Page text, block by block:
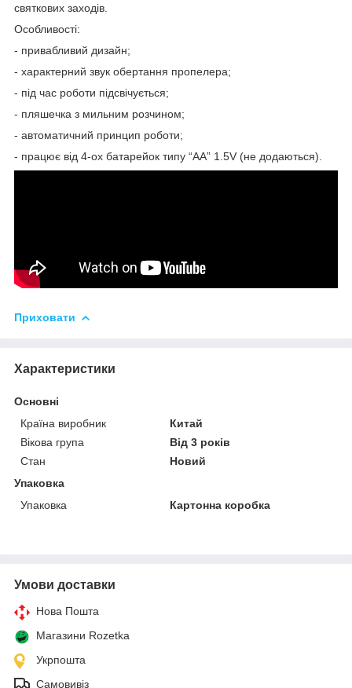
святкових заходів.
Особливості:
- привабливий дизайн;
- характерний звук обертання пропелера;
- під час роботи підсвічується;
- пляшечка з мильним розчином;
- автоматичний принцип роботи;
- працює від 4-ох батарейок типу “АА” 1.5V (не додаються).
Приховати
Характеристики
Основні
Країна виробник
Китай
Вікова група
Від 3 років
Стан
Новий
Упаковка
Упаковка
Картонна коробка
Умови доставки
Нова Пошта
Магазини Rozetka
Укрпошта
Самовивіз